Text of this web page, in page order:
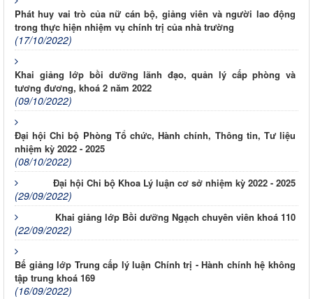
Phát huy vai trò của nữ cán bộ, giảng viên và người lao động
trong thực hiện nhiệm vụ chính trị của nhà trường
(17/10/2022)
Khai giảng lớp bồi dưỡng lãnh đạo, quản lý cấp phòng và
tương đương, khoá 2 năm 2022
(09/10/2022)
Đại hội Chi bộ Phòng Tổ chức, Hành chính, Thông tin, Tư liệu
nhiệm kỳ 2022 - 2025
(08/10/2022)
Đại hội Chi bộ Khoa Lý luận cơ sở nhiệm kỳ 2022 - 2025
(29/09/2022)
Khai giảng lớp Bồi dưỡng Ngạch chuyên viên khoá 110
(22/09/2022)
Bế giảng lớp Trung cấp lý luận Chính trị - Hành chính hệ không
tập trung khoá 169
(16/09/2022)